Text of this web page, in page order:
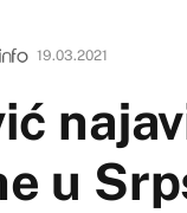
19.03.2021
u